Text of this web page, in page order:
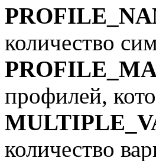
количество
профилей,
количество